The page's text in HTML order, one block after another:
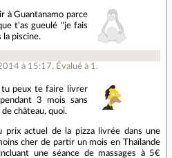
à Guantanamo parce
t'as gueulé "je fais
la piscine.
à 15:17.Évalué à 1.
tu peux te faire livrer
3 mois sans
château, quoi.
actuel de la pizza livrée dans une
cher de partir un mois en Thaïlande
une séance de massages à 5€